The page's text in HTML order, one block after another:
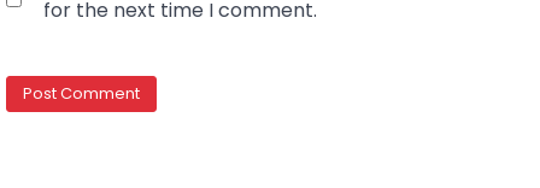
for the next time I comment.